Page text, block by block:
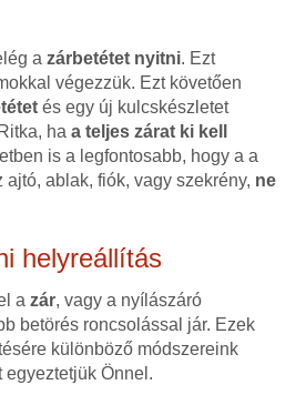
a zárbetétet nyitni. Ezt
végezzük. Ezt követően
és egy új kulcskészletet
ha a teljes zárat ki kell
is a legfontosabb, hogy a a
ajtó, ablak, fiók, vagy szekrény, ne
helyreállítás
a zár, vagy a nyílászáró
betörés roncsolással jár. Ezek
különböző módszereink
Önnel.